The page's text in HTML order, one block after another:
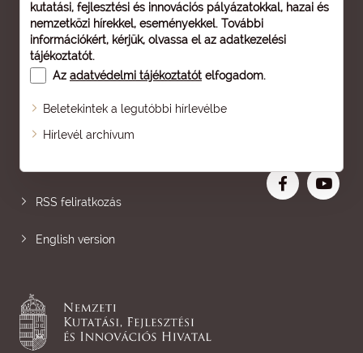
kutatási, fejlesztési és innovációs pályázatokkal, hazai és
nemzetközi hírekkel, eseményekkel. További
információkért, kérjük, olvassa el az adatkezelési
tájékoztatót.
Az adatvédelmi tájékoztatót elfogadom.
Beletekintek a legutóbbi hírlevélbe
Hírlevél archívum
Oldaltérkép
RSS feliratkozás
English version